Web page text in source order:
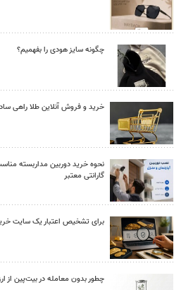
چگونه سایز هودی را بفهمیم؟
خرید و فروش آنلاین طلا راهی
نحوه خرید دوربین مداربسته مناسب
گارانتی معتبر
برای تشخیص اعتبار یک سایت
چطور بدون معامله در بیت‌پین از